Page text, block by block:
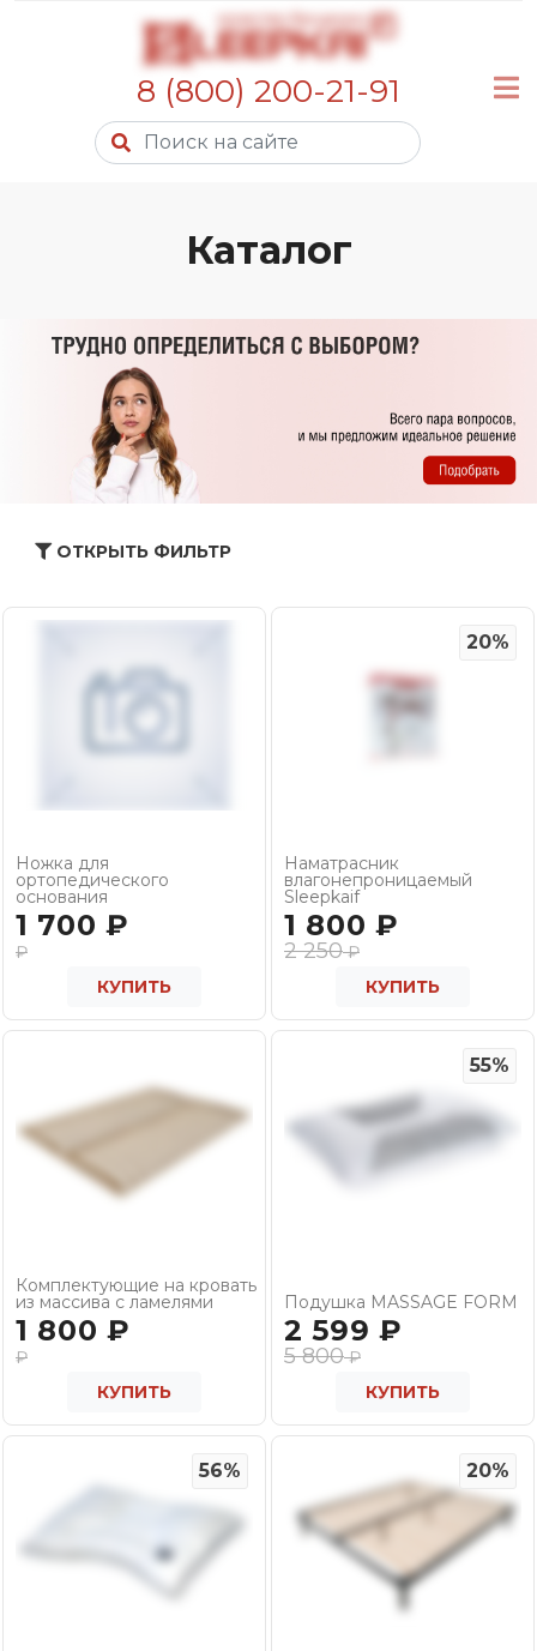
8 (800) 200-21-91
Каталог
ОТКРЫТЬ ФИЛЬТР
Ножка для
ортопедического
основания
1 700 ₽
₽
КУПИТЬ
20%
Наматрасник
влагонепроницаемый
Sleepkaif
1 800 ₽
2 250₽
КУПИТЬ
Комплектующие на кровать
из массива с ламелями
1 800 ₽
₽
КУПИТЬ
55%
Подушка MASSAGE FORM
2 599 ₽
5 800₽
КУПИТЬ
56% 20%